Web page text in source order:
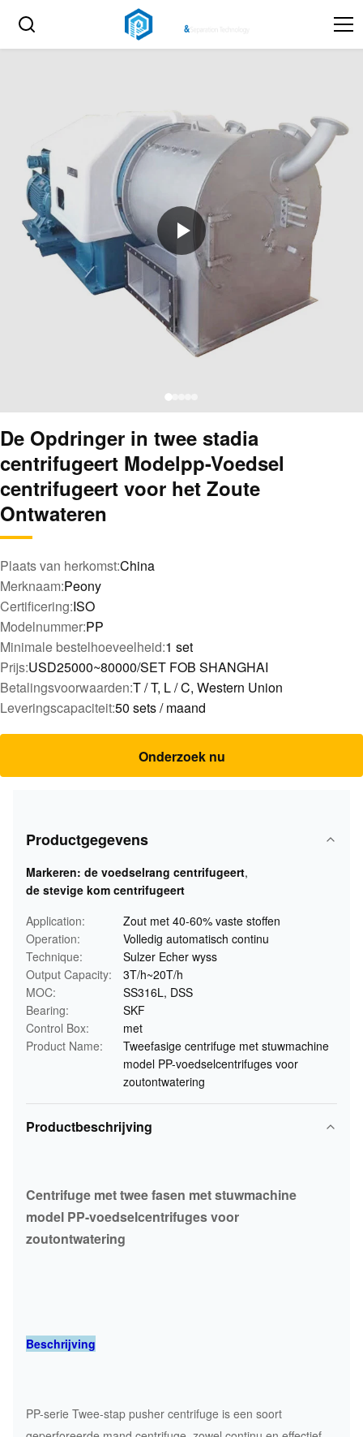
De Opdringer in twee stadia
centrifugeert Modelpp-Voedsel
centrifugeert voor het Zoute
Ontwateren
Plaats van herkomst:China
Merknaam:Peony
Certificering:ISO
Modelnummer:PP
Minimale bestelhoeveelheid:1 set
Prijs:USD25000~80000/SET FOB SHANGHAI
Betalingsvoorwaarden:T / T, L / C, Western Union
Leveringscapaciteit:50 sets / maand
Onderzoek nu
Productgegevens
Markeren: de voedselrang centrifugeert,
de stevige kom centrifugeert
Application:
Zout met 40-60% vaste stoffen
Operation:
Volledig automatisch continu
Technique:
Sulzer Echer wyss
Output Capacity:
3T/h~20T/h
MOC:
SS316L, DSS
Bearing:
SKF
Control Box:
met
Product Name:
Tweefasige centrifuge met stuwmachine
model PP-voedselcentrifuges voor
zoutontwatering
Productbeschrijving
Centrifuge met twee fasen met stuwmachine
model PP-voedselcentrifuges voor
zoutontwatering
Beschrijving
PP-serie Twee-stap pusher centrifuge is een soort